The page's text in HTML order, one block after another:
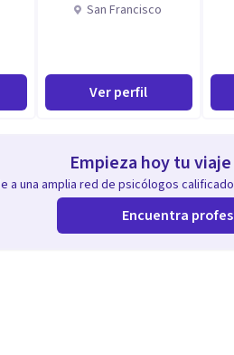
San Francisco
Ver perfil
Empieza hoy tu
a una amplia red de psicólogos
Encuentra